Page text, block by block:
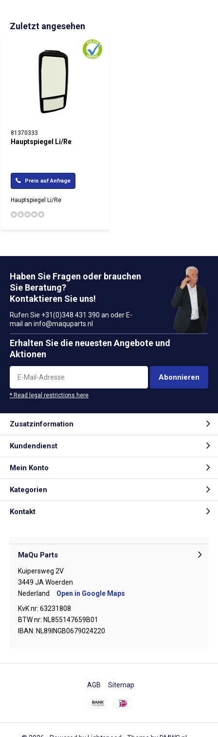
Zuletzt angesehen
81370333
Hauptspiegel Li/Re
Preis auf Anfrage
Hauptspiegel Li/Re
Haben Sie Fragen oder brauchen
Sie Beratung?
Kontaktieren Sie uns!
Rufen Sie +31(0)348 431 390 an oder E-
mail an info@maquparts.nl
Erhalten Sie die neuesten Angebote und
Aktionen
Abonnieren
* Read legal restrictions here
Zusatzinformation
Kundendienst
Mein Konto
Kategorien
Kontakt
MaQu Parts
Kuipersweg 2V
3449 JA Woerden
Nederland
Open in Google Maps
KvK nr: 63231808
BTW nr: NL855147659B01
IBAN: NL89INGB0679024220
AGB Sitemap